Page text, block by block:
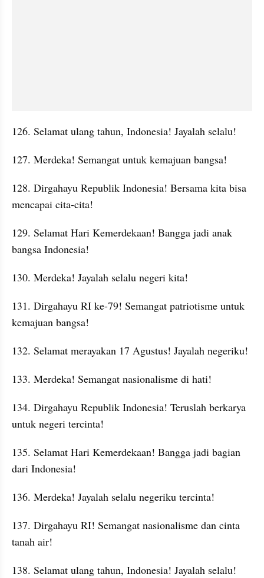
126. Selamat ulang tahun, Indonesia! Jayalah selalu!
127. Merdeka! Semangat untuk kemajuan bangsa!
128. Dirgahayu Republik Indonesia! Bersama kita bisa
mencapai cita-cita!
129. Selamat Hari Kemerdekaan! Bangga jadi anak
bangsa Indonesia!
130. Merdeka! Jayalah selalu negeri kita!
131. Dirgahayu RI ke-79! Semangat patriotisme untuk
kemajuan bangsa!
132. Selamat merayakan 17 Agustus! Jayalah negeriku!
133. Merdeka! Semangat nasionalisme di hati!
134. Dirgahayu Republik Indonesia! Teruslah berkarya
untuk negeri tercinta!
135. Selamat Hari Kemerdekaan! Bangga jadi bagian
dari Indonesia!
136. Merdeka! Jayalah selalu negeriku tercinta!
137. Dirgahayu RI! Semangat nasionalisme dan cinta
tanah air!
138. Selamat ulang tahun, Indonesia! Jayalah selalu!